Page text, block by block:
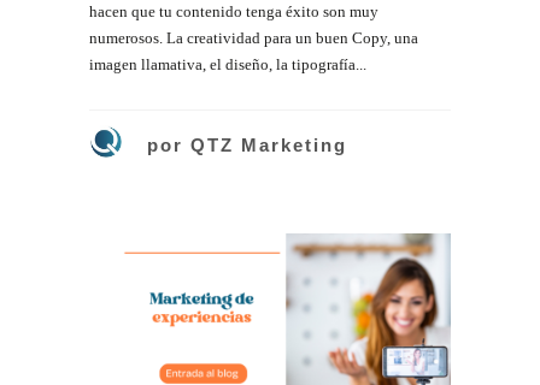
hacen que tu contenido tenga éxito son muy
numerosos. La creatividad para un buen Copy, una
imagen llamativa, el diseño, la tipografía...
por QTZ Marketing